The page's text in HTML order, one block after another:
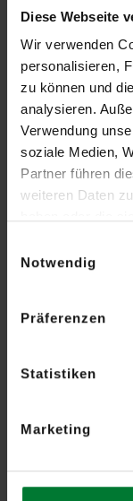
Diese Webseite
Wir verwenden
personalisieren,
zu können und
analysieren.
Verwendung
soziale Medien,
Partner führen
weiteren Daten
Notwendig
Präferenzen
Statistiken
Marketing
Erfahren Sie mehr
Dokument anbei.
Zur
Verwendete
Downloads